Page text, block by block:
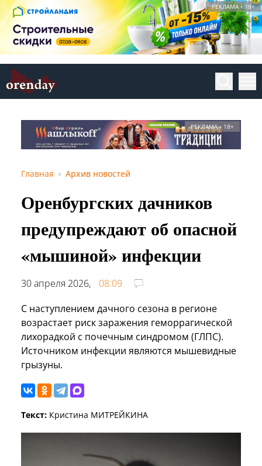
РЕКЛАМА • 18+
РЕКЛАМА • 18+
Главная Архив новостей
Оренбургских дачников
предупреждают об опасной
«мышиной» инфекции
30 апреля 2026,
08:09
С наступлением дачного сезона в регионе
возрастает риск заражения геморрагической
лихорадкой с почечным синдромом (ГЛПС).
Источником инфекции являются мышевидные
грызуны.
Текст: Кристина МИТРЕЙКИНА